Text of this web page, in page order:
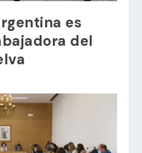
es
del